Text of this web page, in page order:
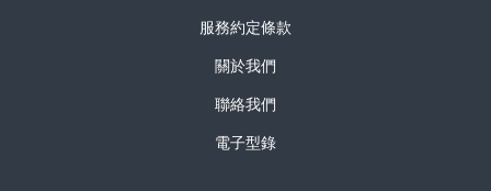
服務約定條款
關於我們
聯絡我們
電子型錄